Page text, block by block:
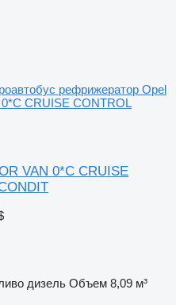
рефрижератор Opel
CRUISE CONTROL
VAN 0*C CRUISE
дизель Объем 8,09 м³